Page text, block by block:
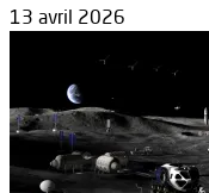
13 avril 2026